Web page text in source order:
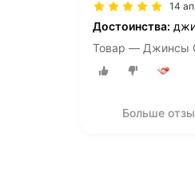
14
Достоинства:
Товар — Джинсы
Больше